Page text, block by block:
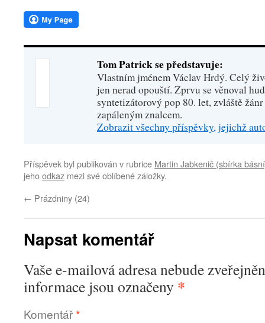
Tom Patrick se představuje:
Vlastním jménem Václav Hrdý. Celý
jen nerad opouští. Zprvu se věnoval
syntetizátorový pop 80. let, zvláště
zapáleným znalcem.
Zobrazit všechny příspěvky, jejichž
Příspěvek byl publikován v rubrice Martin Jabkenič (sbírka
jehoodkaz mezi své oblíbené záložky.
← Prázdniny (24)
Napsat komentář
Vaše e-mailová adresa nebude
informace jsou označeny *
Komentář*